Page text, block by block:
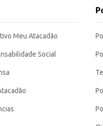
Meu Atacadão
Social